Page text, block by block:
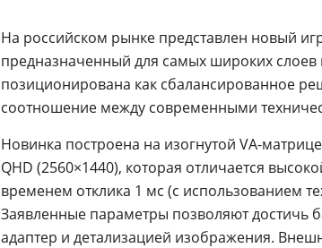
На российском рынке представлен новый
предназначенный для самых широких
позиционирована как сбалансированное
соотношение между современными
Новинка построена на изогнутой VA-
QHD (2560×1440), которая отличается
временем отклика 1 мс (с использованием
Заявленные параметры позволяют достичь
адаптер и детализацией изображения.